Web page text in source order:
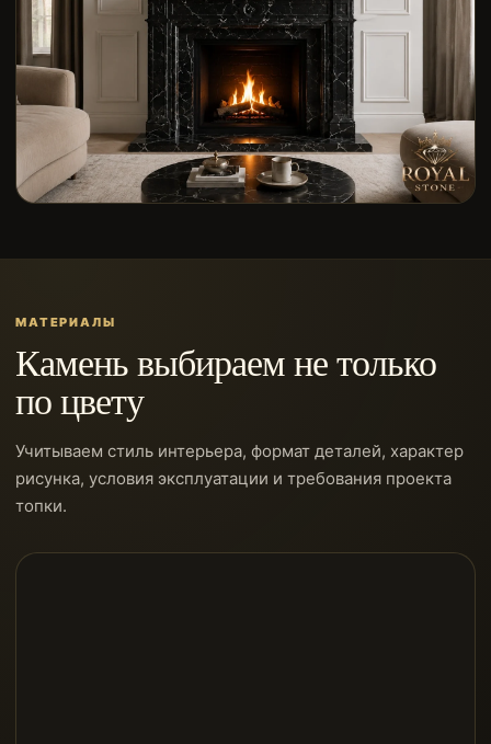
Каждую деталь собираем в единую композицию
МАТЕРИАЛЫ
Камень выбираем не только
по цвету
Учитываем стиль интерьера, формат деталей, характер
рисунка, условия эксплуатации и требования проекта
топки.